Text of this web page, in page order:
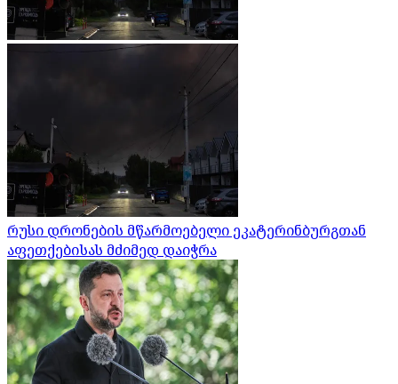
რუსი დრონების მწარმოებელი ეკატერინბურგთან
აფეთქებისას მძიმედ დაიჭრა